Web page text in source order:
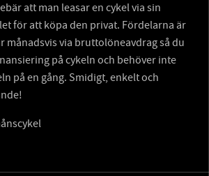
att man leasar en cykel via sin
för att köpa den privat. Fördelarna är
månadsvis via bruttolöneavdrag så du
på cykeln och behöver inte
på en gång. Smidigt, enkelt och